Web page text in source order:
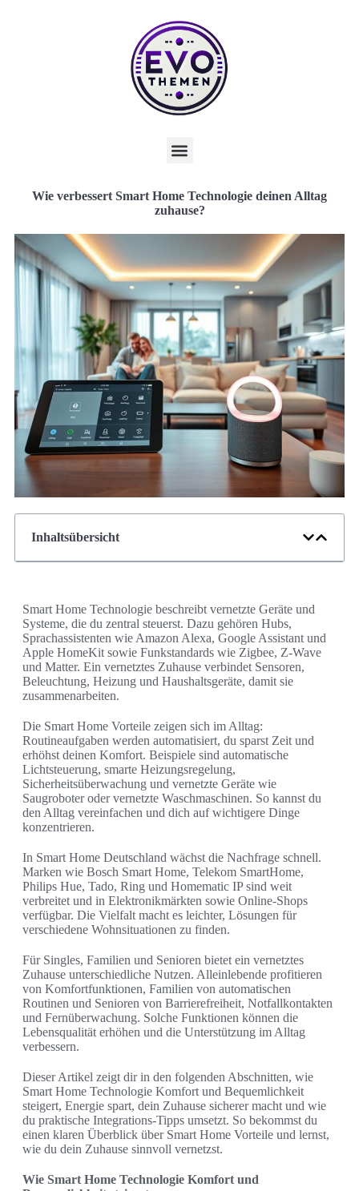
Wie verbessert Smart Home Technologie deinen Alltag
zuhause?
Inhaltsübersicht
Smart Home Technologie beschreibt vernetzte Geräte und
Systeme, die du zentral steuerst. Dazu gehören Hubs,
Sprachassistenten wie Amazon Alexa, Google Assistant und
Apple HomeKit sowie Funkstandards wie Zigbee, Z-Wave
und Matter. Ein vernetztes Zuhause verbindet Sensoren,
Beleuchtung, Heizung und Haushaltsgeräte, damit sie
zusammenarbeiten.
Die Smart Home Vorteile zeigen sich im Alltag:
Routineaufgaben werden automatisiert, du sparst Zeit und
erhöhst deinen Komfort. Beispiele sind automatische
Lichtsteuerung, smarte Heizungsregelung,
Sicherheitsüberwachung und vernetzte Geräte wie
Saugroboter oder vernetzte Waschmaschinen. So kannst du
den Alltag vereinfachen und dich auf wichtigere Dinge
konzentrieren.
In Smart Home Deutschland wächst die Nachfrage schnell.
Marken wie Bosch Smart Home, Telekom SmartHome,
Philips Hue, Tado, Ring und Homematic IP sind weit
verbreitet und in Elektronikmärkten sowie Online-Shops
verfügbar. Die Vielfalt macht es leichter, Lösungen für
verschiedene Wohnsituationen zu finden.
Für Singles, Familien und Senioren bietet ein vernetztes
Zuhause unterschiedliche Nutzen. Alleinlebende profitieren
von Komfortfunktionen, Familien von automatischen
Routinen und Senioren von Barrierefreiheit, Notfallkontakten
und Fernüberwachung. Solche Funktionen können die
Lebensqualität erhöhen und die Unterstützung im Alltag
verbessern.
Dieser Artikel zeigt dir in den folgenden Abschnitten, wie
Smart Home Technologie Komfort und Bequemlichkeit
steigert, Energie spart, dein Zuhause sicherer macht und wie
du praktische Integrations-Tipps umsetzt. So bekommst du
einen klaren Überblick über Smart Home Vorteile und lernst,
wie du dein Zuhause sinnvoll vernetzst.
Wie Smart Home Technologie Komfort und